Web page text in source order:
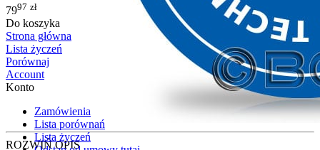
ROZWIŃ OPIS
7997 zł
Do koszyka
Strona główna
Lista życzeń
Porównaj
Account
Konto
Zamówienia
Lista porównań
Lista życzeń